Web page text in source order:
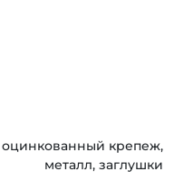
крепеж,
металл, заглушки